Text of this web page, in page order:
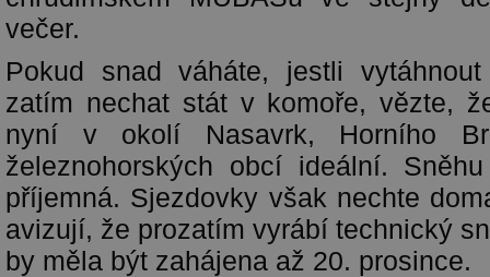
večer.
Pokud snad váháte, jestli
zatím nechat stát v komoře, vězte,
nyní v okolí Nasavrk, Horního
železnohorských obcí ideální.
příjemná. Sjezdovky však nechte
avizují, že prozatím vyrábí technický
by měla být zahájena až 20. prosince.